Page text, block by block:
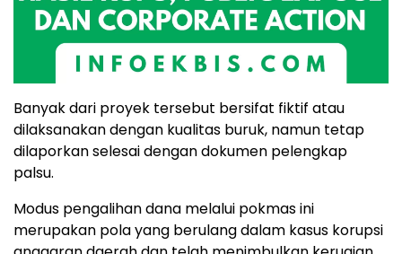
Banyak dari proyek tersebut bersifat fiktif atau
dilaksanakan dengan kualitas buruk, namun tetap
dilaporkan selesai dengan dokumen pelengkap
palsu.
Modus pengalihan dana melalui pokmas ini
merupakan pola yang berulang dalam kasus korupsi